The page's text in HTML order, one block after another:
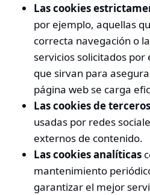
Las cookies
por ejemplo, aquellas
correcta navegación o
servicios solicitados por
que sirvan para
página web se carga
Las cookies de terceros
usadas por redes
externos de contenido.
Las cookies analíticas
mantenimiento
garantizar el mejor